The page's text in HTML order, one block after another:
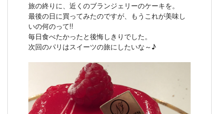
旅の終りに、近くのブランジェリーのケーキを。
最後の日に買ってみたのですが、もうこれが美味し
いの何のって!!
毎日食べたかったと後悔しきりでした。
次回のパリはスイーツの旅にしたいな～♪